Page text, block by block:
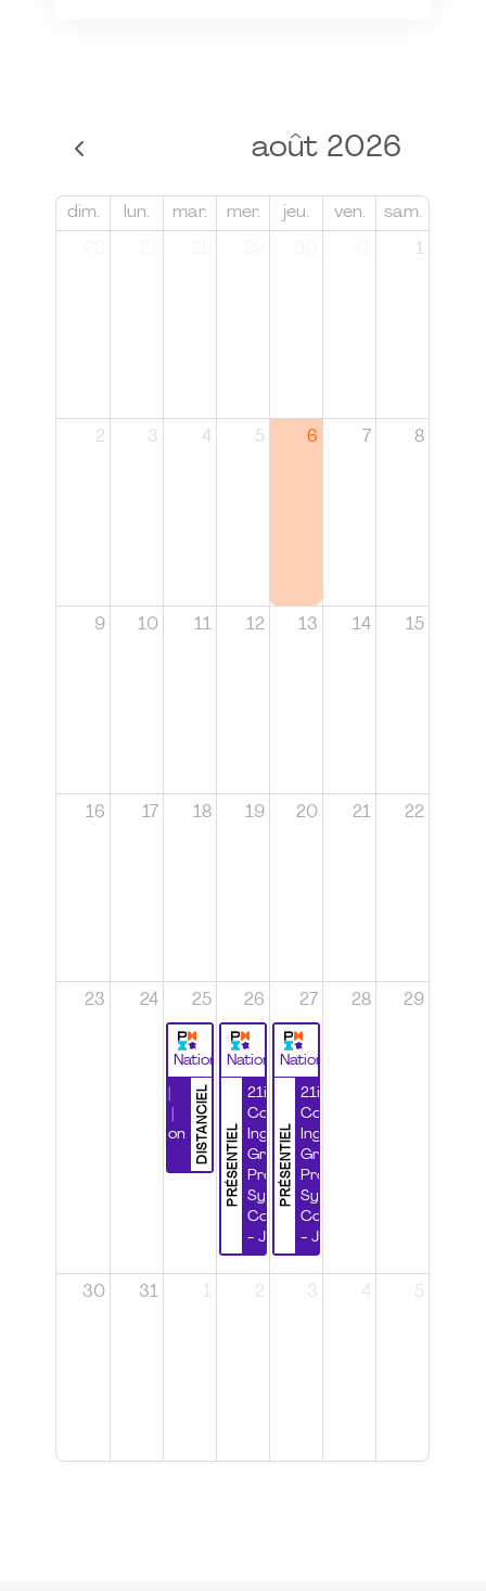
août 2026
dim. lun. mar. mer. jeu. ven. sam.
1
2 3 4 5 6 7 8
9 10 11 12 13 14 15
16 17 18 19 20 21 22
23 24 25
National
DISTANCIEL
Certification
26
National
PRÉSENTIEL
21ième
Congrès
Ingénierie
Grands
Projets et
Systèmes
Complexes
- Jour 1
27
National
PRÉSENTIEL
21ième
Congrès
Ingénierie
Grands
Projets et
Systèmes
Complexes
- Jour 2
28 29
30 31 1 2 3 4 5